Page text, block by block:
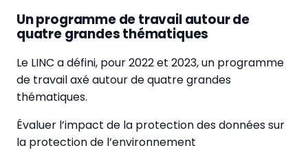
Un programme de travail autour de
quatre grandes thématiques
Le LINC a défini, pour 2022 et 2023, un programme
de travail axé autour de quatre grandes
thématiques.
Évaluer l’impact de la protection des données sur
la protection de l’environnement